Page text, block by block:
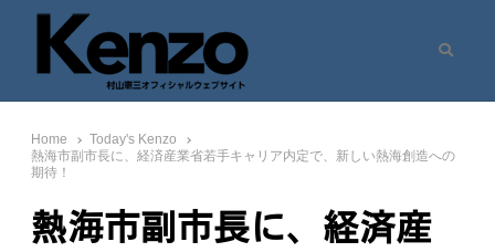
七転八起 – 村山憲三 Official Site
村山憲三ウェブサイト
Home
Today's Kenzo
熱海市副市長に、経済産業省若手キャリア内定で、新しい熱海創造への
期待！
熱海市副市長に、経済産